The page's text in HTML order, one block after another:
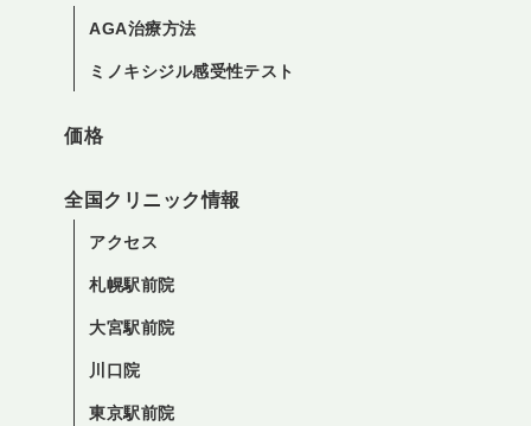
AGA治療方法
ミノキシジル感受性テスト
価格
全国クリニック情報
アクセス
札幌駅前院
大宮駅前院
川口院
東京駅前院